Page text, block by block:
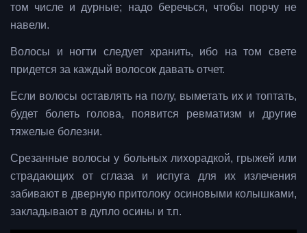
том числе и дурные; надо беречься, чтобы порчу не
навели.
Волосы и ногти следует хранить, ибо на том свете
придется за каждый волосок давать отчет.
Если волосы оставлять на полу, выметать их и топтать,
будет болеть голова, появится ревматизм и другие
тяжелые болезни.
Срезанные волосы у больных лихорадкой, грыжей или
страдающих от сглаза и испуга для их излечения
забивают в дверную притолоку осиновыми колышками,
закладывают в дупло осины и т.п.